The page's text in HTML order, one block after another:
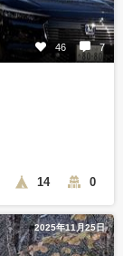
46 7
14 0
2025年11月25日